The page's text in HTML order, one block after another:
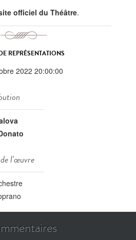
officiel du Théâtre.
REPRÉSENTATIONS
2022 20:00:00
l'œuvre